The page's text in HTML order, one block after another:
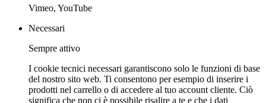
Vimeo, YouTube
Necessari
Sempre attivo
I cookie tecnici necessari garantiscono solo le funzioni di base
del nostro sito web. Ti consentono per esempio di inserire i
prodotti nel carrello o di accedere al tuo account cliente. Ciò
significa che non ci è possibile risalire a te e che i dati